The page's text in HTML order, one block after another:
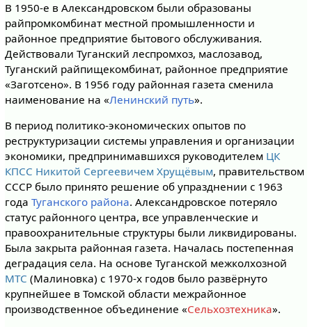
В 1950-е в Александровском были образованы
райпромкомбинат местной промышленности и
районное предприятие бытового обслуживания.
Действовали Туганский леспромхоз, маслозавод,
Туганский райпищекомбинат, районное предприятие
«Заготсено». В 1956 году районная газета сменила
наименование на «Ленинский путь».
В период политико-экономических опытов по
реструктуризации системы управления и организации
экономики, предпринимавшихся руководителем ЦК
КПСС Никитой Сергеевичем Хрущёвым, правительством
СССР было принято решение об упразднении с 1963
года Туганского района. Александровское потеряло
статус районного центра, все управленческие и
правоохранительные структуры были ликвидированы.
Была закрыта районная газета. Началась постепенная
деградация села. На основе Туганской межколхозной
МТС (Малиновка) с 1970-х годов было развёрнуто
крупнейшее в Томской области межрайонное
производственное объединение «Сельхозтехника».